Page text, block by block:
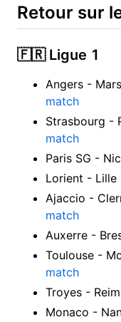
Retour sur
🇫🇷 Ligue 1
Angers -
match
Strasbourg -
match
Paris SG -
Lorient - Lille
Ajaccio -
match
Auxerre -
Toulouse -
match
Troyes -
Monaco -